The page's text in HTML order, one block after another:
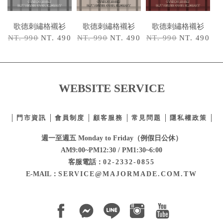
歌德刺繡格襯衫
NT. 990 NT. 490
歌德刺繡格襯衫
NT. 990 NT. 490
歌德刺繡格襯衫
NT. 990 NT. 490
WEBSITE SERVICE
門市資訊 會員制度 顧客服務 常見問題 隱私權政策
週一至週五 Monday to Friday（例假日公休）
AM9:00~PM12:30 / PM1:30~6:00
客服電話： 02-2332-0855
E-MAIL： SERVICE@MAJORMADE.COM.TW